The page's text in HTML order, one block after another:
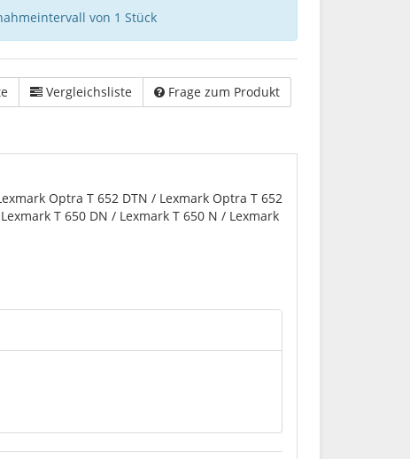
von 1 Stück
Vergleichsliste Frage zum Produkt
Optra T 652 DTN / Lexmark Optra T 652
T 650 DN / Lexmark T 650 N / Lexmark